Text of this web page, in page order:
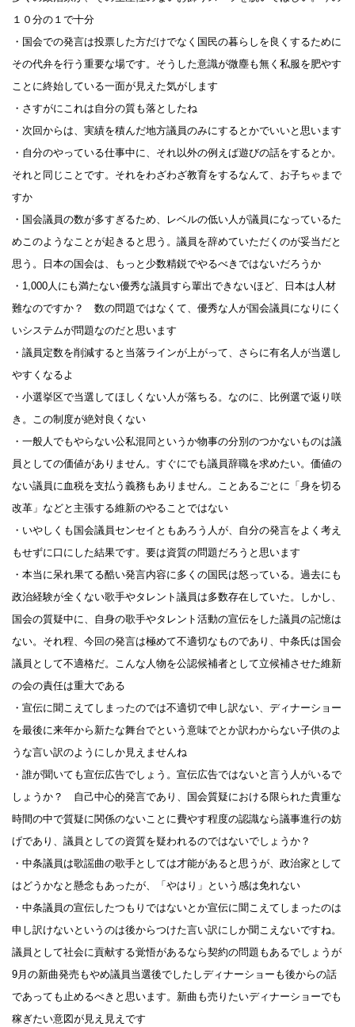
１０分の１で十分
・国会での発言は投票した方だけでなく国民の暮らしを良くするために
その代弁を行う重要な場です。そうした意識が微塵も無く私服を肥やす
ことに終始している一面が見えた気がします
・さすがにこれは自分の質も落としたね
・次回からは、実績を積んだ地方議員のみにするとかでいいと思います
・自分のやっている仕事中に、それ以外の例えば遊びの話をするとか。
それと同じことです。それをわざわざ教育をするなんて、お子ちゃまで
すか
・国会議員の数が多すぎるため、レベルの低い人が議員になっているた
めこのようなことが起きると思う。議員を辞めていただくのが妥当だと
思う。日本の国会は、もっと少数精鋭でやるべきではないだろうか
・1,000人にも満たない優秀な議員すら輩出できないほど、日本は人材
難なのですか？ 数の問題ではなくて、優秀な人が国会議員になりにく
いシステムが問題なのだと思います
・議員定数を削減すると当落ラインが上がって、さらに有名人が当選し
やすくなるよ
・小選挙区で当選してほしくない人が落ちる。なのに、比例選で返り咲
き。この制度が絶対良くない
・一般人でもやらない公私混同というか物事の分別のつかないものは議
員としての価値がありません。すぐにでも議員辞職を求めたい。価値の
ない議員に血税を支払う義務もありません。ことあるごとに「身を切る
改革」などと主張する維新のやることではない
・いやしくも国会議員センセイともあろう人が、自分の発言をよく考え
もせずに口にした結果です。要は資質の問題だろうと思います
・本当に呆れ果てる酷い発言内容に多くの国民は怒っている。過去にも
政治経験が全くない歌手やタレント議員は多数存在していた。しかし、
国会の質疑中に、自身の歌手やタレント活動の宣伝をした議員の記憶は
ない。それ程、今回の発言は極めて不適切なものであり、中条氏は国会
議員として不適格だ。こんな人物を公認候補者として立候補させた維新
の会の責任は重大である
・宣伝に聞こえてしまったのでは不適切で申し訳ない、ディナーショー
を最後に来年から新たな舞台でという意味でとか訳わからない子供のよ
うな言い訳のようにしか見えませんね
・誰が聞いても宣伝広告でしょう。宣伝広告ではないと言う人がいるで
しょうか？ 自己中心的発言であり、国会質疑における限られた貴重な
時間の中で質疑に関係のないことに費やす程度の認識なら議事進行の妨
げであり、議員としての資質を疑われるのではないでしょうか？
・中条議員は歌謡曲の歌手としては才能があると思うが、政治家として
はどうかなと懸念もあったが、「やはり」という感は免れない
・中条議員の宣伝したつもりではないとか宣伝に聞こえてしまったのは
申し訳けないというのは後からつけた言い訳にしか聞こえないですね。
議員として社会に貢献する覚悟があるなら契約の問題もあるでしょうが
9月の新曲発売もやめ議員当選後でしたしディナーショーも後からの話
であっても止めるべきと思います。新曲も売りたいディナーショーでも
稼ぎたい意図が見え見えです